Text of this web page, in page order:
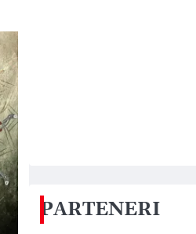
PARTENERI